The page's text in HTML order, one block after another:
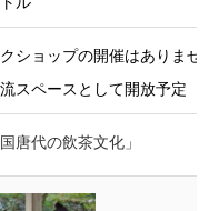
ショップの開催はありません
スペースとして開放予定
国唐代の飲茶文化」